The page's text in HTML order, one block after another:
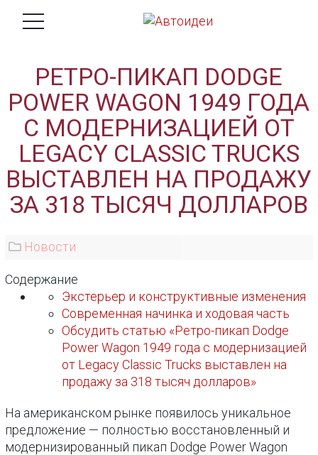
РЕТРО-ПИКАП DODGE
POWER WAGON 1949 ГОДА
С МОДЕРНИЗАЦИЕЙ ОТ
LEGACY CLASSIC TRUCKS
ВЫСТАВЛЕН НА ПРОДАЖУ
ЗА 318 ТЫСЯЧ ДОЛЛАРОВ
Новости
Содержание
Экстерьер и конструктивные изменения
Современная начинка и ходовая часть
Обсудить статью «Ретро-пикап Dodge
Power Wagon 1949 года с модернизацией
от Legacy Classic Trucks выставлен на
продажу за 318 тысяч долларов»
На американском рынке появилось уникальное
предложение — полностью восстановленный и
модернизированный пикап Dodge Power Wagon